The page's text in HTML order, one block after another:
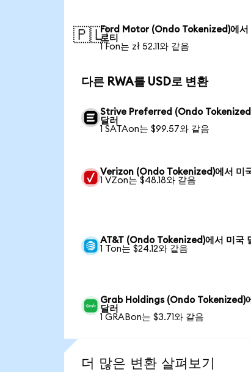
🇵🇱Ford Motor (Ondo Tokenized)에서
로티
1 Fon는 zł 52.11와 같음
다른 RWA를 USD로 변환
Strive Preferred (Ondo
달러
1 SATAon는 $99.57와 같음
Verizon (Ondo Tokenized)에서 미
1 VZon는 $48.18와 같음
AT&T (Ondo Tokenized)에서 미국
1 Ton는 $24.12와 같음
Grab Holdings (Ondo Tokenized)
달러
1 GRABon는 $3.71와 같음
더 많은 변환 살펴보기